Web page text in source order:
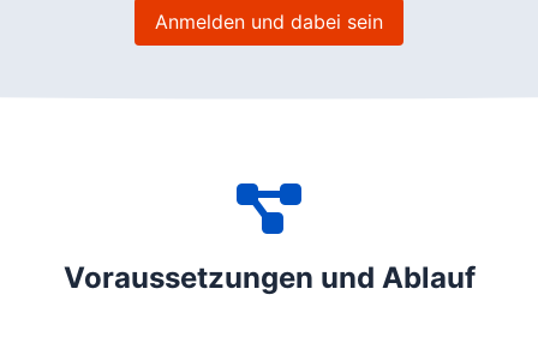
Anmelden und dabei sein
Voraussetzungen und Ablauf